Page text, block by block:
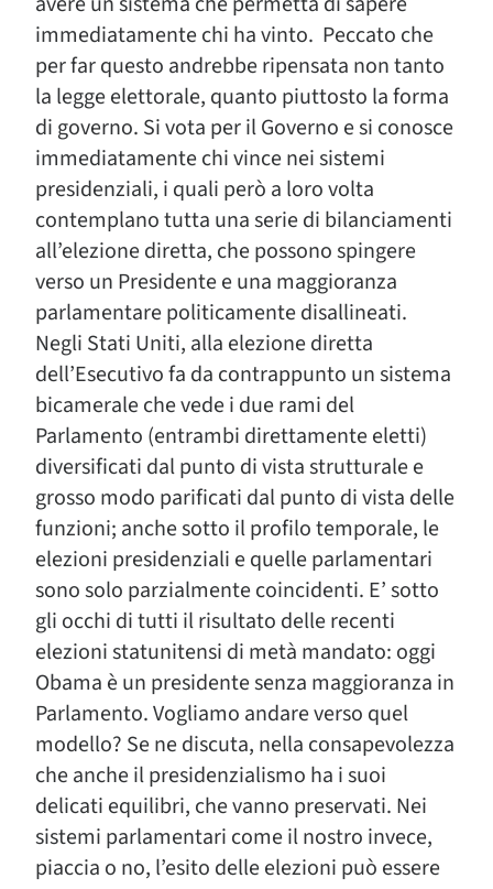
immediatamente chi ha vinto. Peccato che
per far questo andrebbe ripensata non tanto
la legge elettorale, quanto piuttosto la forma
di governo. Si vota per il Governo e si conosce
immediatamente chi vince nei sistemi
presidenziali, i quali però a loro volta
contemplano tutta una serie di bilanciamenti
all’elezione diretta, che possono spingere
verso un Presidente e una maggioranza
parlamentare politicamente disallineati.
Negli Stati Uniti, alla elezione diretta
dell’Esecutivo fa da contrappunto un sistema
bicamerale che vede i due rami del
Parlamento (entrambi direttamente eletti)
diversificati dal punto di vista strutturale e
grosso modo parificati dal punto di vista delle
funzioni; anche sotto il profilo temporale, le
elezioni presidenziali e quelle parlamentari
sono solo parzialmente coincidenti. E’ sotto
gli occhi di tutti il risultato delle recenti
elezioni statunitensi di metà mandato: oggi
Obama è un presidente senza maggioranza in
Parlamento. Vogliamo andare verso quel
modello? Se ne discuta, nella consapevolezza
che anche il presidenzialismo ha i suoi
delicati equilibri, che vanno preservati. Nei
sistemi parlamentari come il nostro invece,
piaccia o no, l’esito delle elezioni può essere